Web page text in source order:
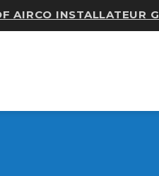
AIRCO INSTALLATEUR